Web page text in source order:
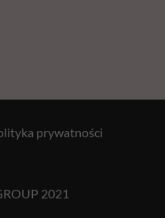
2021
prywatności